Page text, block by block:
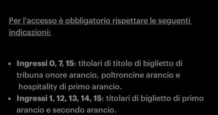
Per l'accesso è obbligatorio rispettare le seguenti
indicazioni:
Ingressi 0, 7, 15: titolari di titolo di biglietto di
tribuna onore arancio, poltroncine arancio e
hospitality di primo arancio.
Ingressi 1, 12, 13, 14, 15: titolari di biglietto di primo
arancio e secondo arancio.